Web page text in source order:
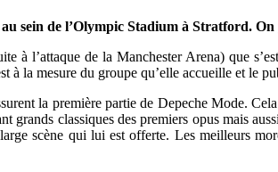
sein de l’Olympic Stadium à Stratford.
à l’attaque de la Manchester Arena) que
à la mesure du groupe qu’elle accueille et le
la première partie de Depeche Mode.
grands classiques des premiers opus mais
scène qui lui est offerte. Les meilleurs